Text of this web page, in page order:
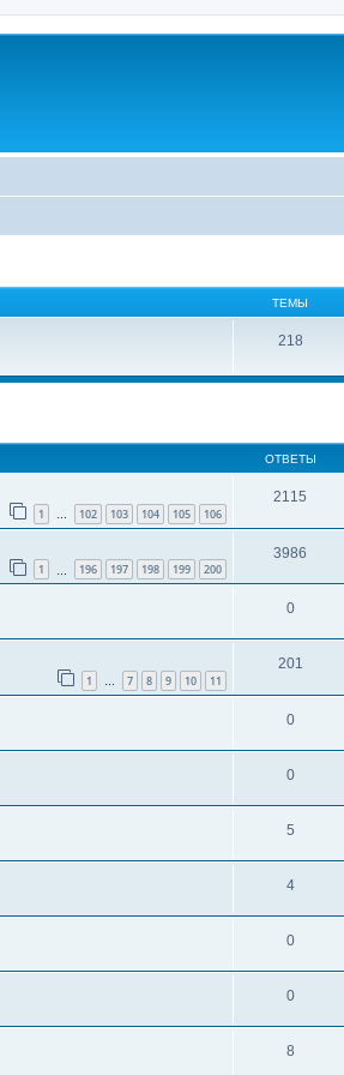
ТЕМЫ
218
ОТВЕТЫ
1 … 102 103 104 105 106
2115
1 196 197 198 199 200
3986
0
1 … 7 8 9 10 11
201
0
0
5
4
0
0
8